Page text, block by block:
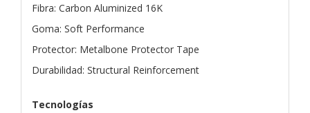
Fibra: Carbon Aluminized 16K
Goma: Soft Performance
Protector: Metalbone Protector Tape
Durabilidad: Structural Reinforcement
Tecnologías